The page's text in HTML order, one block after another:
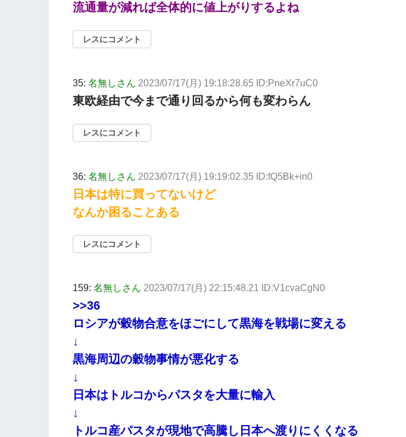
流通量が減れば全体的に値上がりするよね
レスにコメント
35: 名無しさん 2023/07/17(月) 19:18:28.65 ID:PneXr7uC0
東欧経由で今まで通り回るから何も変わらん
レスにコメント
36: 名無しさん 2023/07/17(月) 19:19:02.35 ID:fQ5Bk+in0
日本は特に買ってないけど
なんか困ることある
レスにコメント
159: 名無しさん 2023/07/17(月) 22:15:48.21 ID:V1cvaCgN0
>>36
ロシアが穀物合意をほごにして黒海を戦場に変える
↓
黒海周辺の穀物事情が悪化する
↓
日本はトルコからパスタを大量に輸入
↓
トルコ産パスタが現地で高騰し日本へ渡りにくくなる